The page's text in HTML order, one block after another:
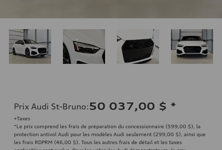
Prix Audi St-Bruno:50 037,00 $ *
+Taxes
*Le prix comprend les frais de préparation du concessionnaire (599,00 $), la
protection antivol Audi pour les modèles Audi seulement (299,00 $), ainsi que
les frais RDPRM (46,00 $). Tous les autres frais de détail et les taxes